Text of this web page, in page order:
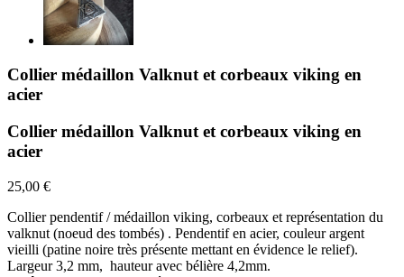
Collier médaillon Valknut et corbeaux viking en
acier
Collier médaillon Valknut et corbeaux viking en
acier
25,00 €
Collier pendentif / médaillon viking, corbeaux et représentation du
valknut (noeud des tombés) . Pendentif en acier, couleur argent
vieilli (patine noire très présente mettant en évidence le relief).
Largeur 3,2 mm, hauteur avec bélière 4,2mm.